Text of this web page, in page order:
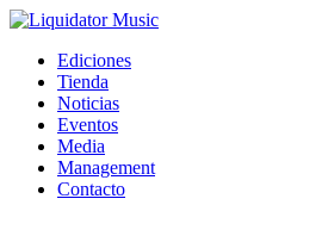
Ediciones
Tienda
Noticias
Eventos
Media
Management
Contacto